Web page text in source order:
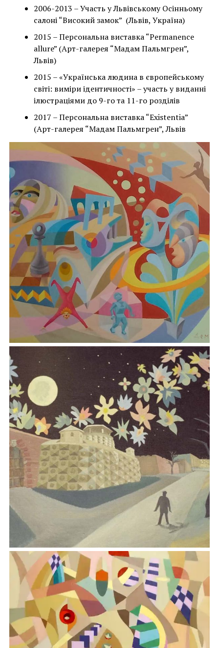
2006-2013 – Участь у Львівському Осінньому
салоні “Високий замок” (Львів, Україна)
2015 – Персональна виставка “Permanence
allure” (Арт-галерея “Мадам Пальмгрен”,
Львів)
2015 – «Українська людина в європейському
світі: виміри ідентичності» – участь у виданні
ілюстраціями до 9-го та 11-го розділів
2017 – Персональна виставка “Existentia”
(Арт-галерея “Мадам Пальмгрен”, Львів